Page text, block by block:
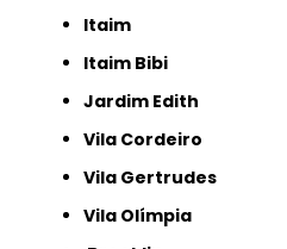
Itaim
Itaim Bibi
Jardim Edith
Vila Cordeiro
Vila Gertrudes
Vila Olímpia